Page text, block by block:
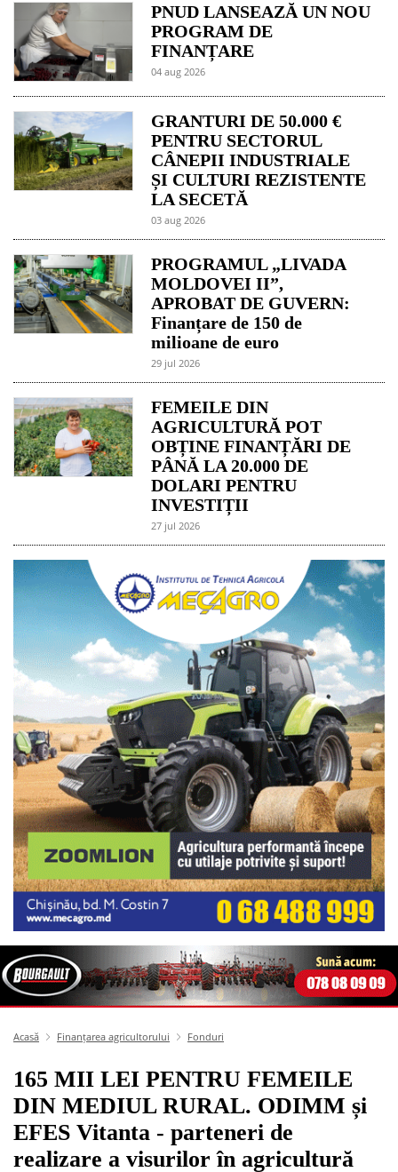
PNUD LANSEAZĂ UN NOU
PROGRAM DE
FINANȚARE
04 aug 2026
GRANTURI DE 50.000 €
PENTRU SECTORUL
CÂNEPII INDUSTRIALE
ȘI CULTURI REZISTENTE
LA SECETĂ
03 aug 2026
PROGRAMUL „LIVADA
MOLDOVEI II”,
APROBAT DE GUVERN:
Finanțare de 150 de
milioane de euro
29 jul 2026
FEMEILE DIN
AGRICULTURĂ POT
OBȚINE FINANȚĂRI DE
PÂNĂ LA 20.000 DE
DOLARI PENTRU
INVESTIȚII
27 jul 2026
Acasă Finanțarea agricultorului Fonduri
165 MII LEI PENTRU FEMEILE
DIN MEDIUL RURAL. ODIMM și
EFES Vitanta - parteneri de
realizare a visurilor în agricultură